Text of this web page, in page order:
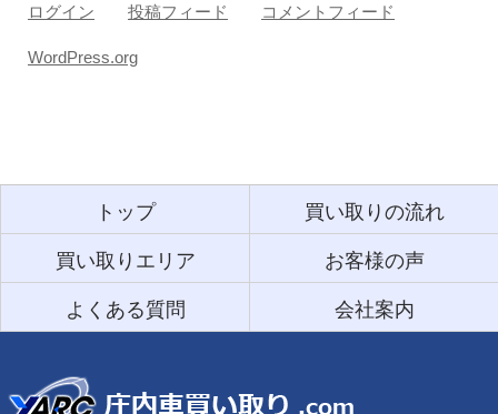
ログイン 投稿フィード コメントフィード
WordPress.org
トップ 買い取りの流れ
買い取りエリア お客様の声
よくある質問 会社案内